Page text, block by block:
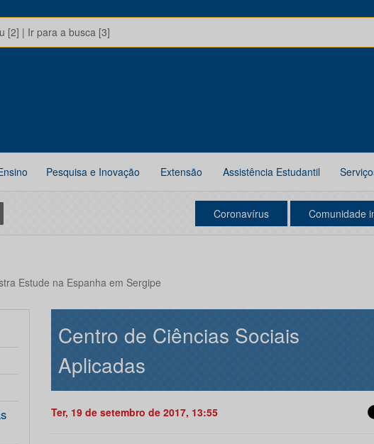
[2] | Ir para a busca [3]
Pesquisa e Inovação Extensão Assistência Estudantil
Coronavírus Comunidade
Estude na Espanha em Sergipe
Centro de Ciências Sociais
Aplicadas
Ter, 19 de setembro de 2017, 13:55